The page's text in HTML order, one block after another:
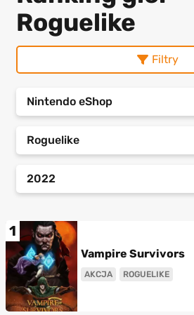
Roguelike
Filtry
Nintendo eShop
Roguelike
2022
1
Vampire Survivors
AKCJA ROGUELIKE